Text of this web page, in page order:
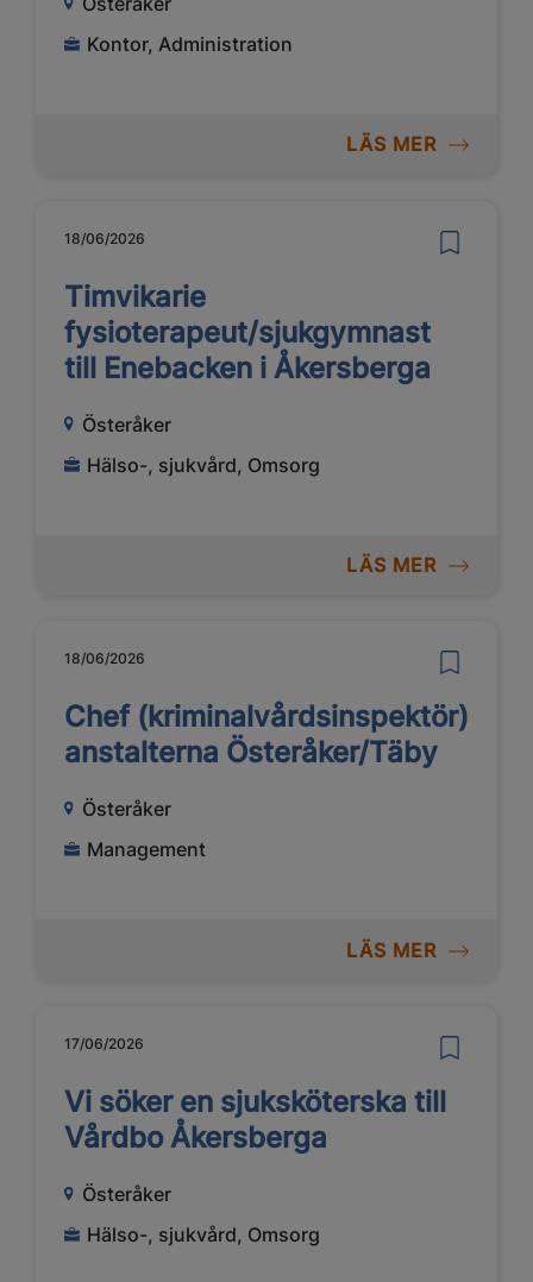
Kontor, Administration
LÄS MER
18/06/2026
Timvikarie
fysioterapeut/sjukgymnast
till Enebacken i Åkersberga
Österåker
Hälso-, sjukvård, Omsorg
LÄS MER
18/06/2026
Chef (kriminalvårdsinspektör)
anstalterna Österåker/Täby
Österåker
Management
LÄS MER
17/06/2026
Vi söker en sjuksköterska till
Vårdbo Åkersberga
Österåker
Hälso-, sjukvård, Omsorg